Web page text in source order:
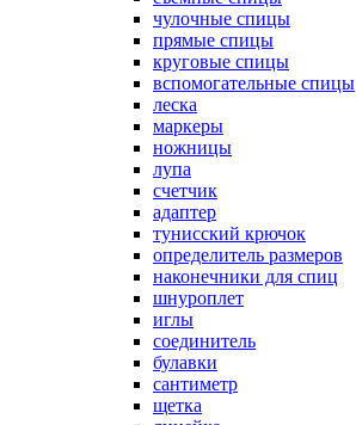
чулочные спицы
прямые спицы
круговые спицы
вспомогательные спицы
леска
маркеры
ножницы
лупа
счетчик
адаптер
тунисский крючок
определитель размеров
наконечники для спиц
шнуроплет
иглы
соединитель
булавки
сантиметр
щетка